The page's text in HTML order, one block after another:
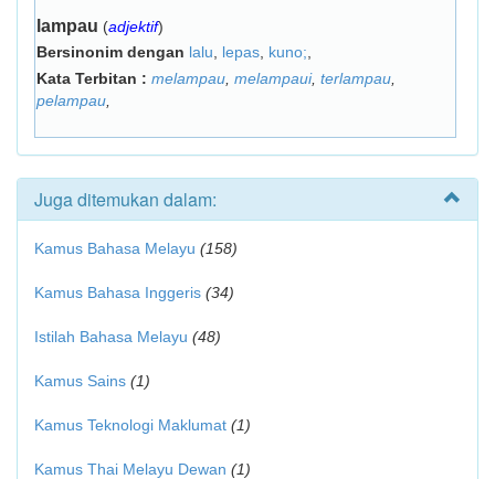
lampau (adjektif)
Bersinonim dengan lalu lepas kuno;
Kata Terbitan : melampau melampaui, terlampau
pelampau
Juga ditemukan dalam:
Kamus Bahasa Melayu (158)
Kamus Bahasa Inggeris (34)
Istilah Bahasa Melayu (48)
Kamus Sains (1)
Kamus Teknologi Maklumat (1)
Kamus Thai Melayu Dewan (1)